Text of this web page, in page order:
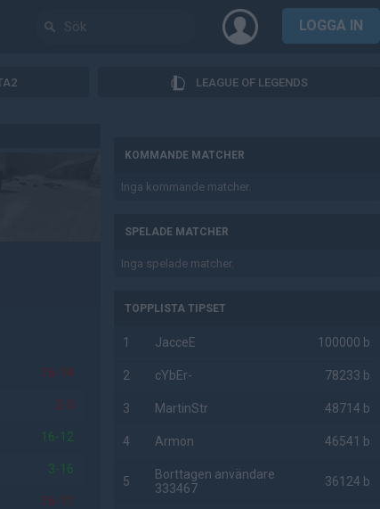
LOGGA IN
LEAGUE OF LEGENDS
16-14
2-0
16-12
3-16
16-11
KOMMANDE MATCHER
Inga kommande matcher.
SPELADE MATCHER
Inga spelade matcher.
TOPPLISTA TIPSET
1 JacceE 100000 b
2 cYbEr- 78233 b
3 MartinStr 48714 b
4 Armon 46541 b
5
Borttagen användare
333467
36124 b